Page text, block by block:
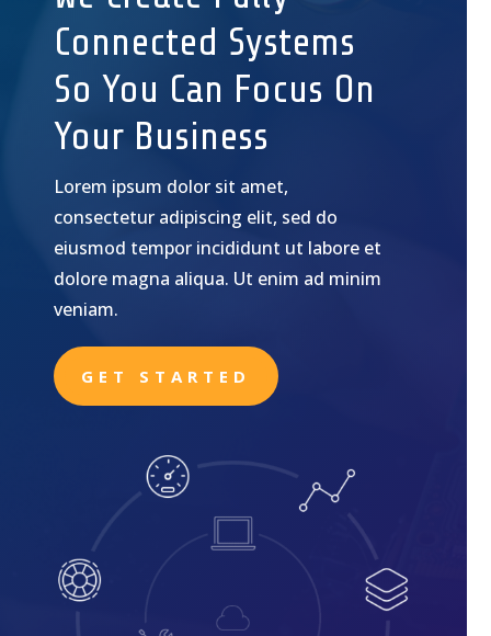
Connected Systems
So You Can Focus On
Your Business
Lorem ipsum dolor sit amet,
consectetur adipiscing elit, sed do
eiusmod tempor incididunt ut labore et
dolore magna aliqua. Ut enim ad minim
veniam.
GET STARTED